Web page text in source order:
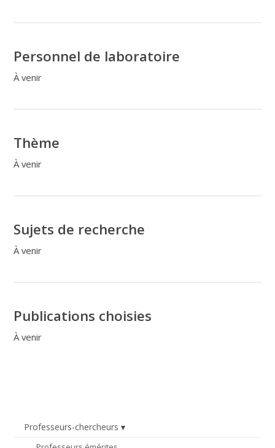
Professeurs-chercheurs
Personnel de laboratoire
À venir
Thème
À venir
Sujets de recherche
À venir
Publications choisies
À venir